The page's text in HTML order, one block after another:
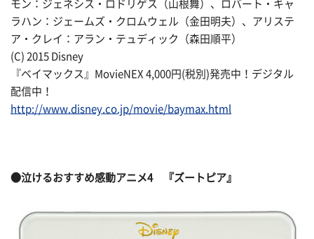
モン：ジェネシス・ロドリゲス（山根舞）、ロバート・キャ
ラハン：ジェームズ・クロムウェル（金田明夫）、アリステ
ア・クレイ：アラン・テュディック（森田順平）
(C) 2015 Disney
『ベイマックス』MovieNEX 4,000円(税別)発売中！デジタル
配信中！
http://www.disney.co.jp/movie/baymax.html
●泣けるおすすめ感動アニメ4 『ズートピア』